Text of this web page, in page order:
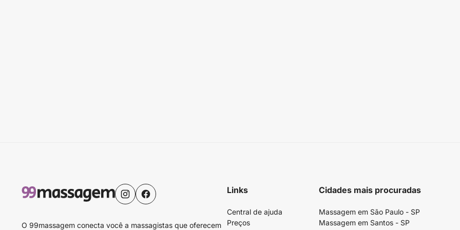
O 99massagem conecta você a massagistas que oferecem
Links
Central de ajuda
Preços
Cidades mais procuradas
Massagem em São Paulo - SP
Massagem em Santos - SP